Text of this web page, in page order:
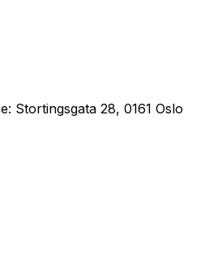
Stortingsgata 28, 0161 Oslo